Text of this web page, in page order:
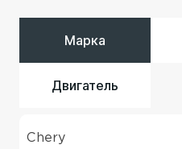
Марка
Двигатель
Chery